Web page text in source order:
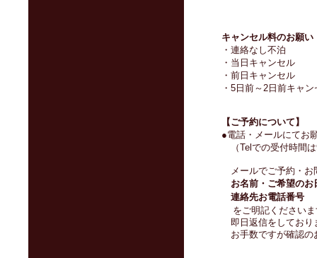
キャンセル料のお願い
・連絡なし不
・当日キャンセ
・前日キャンセ
・5日前～2日前キャ
【ご予約について】
●電話・メールにてお
（Telでの受付時間
メールでご予約・
お名前・ご希望のお
連絡先お電話番号
をご明記ください
即日返信をしており
お手数ですが確認の